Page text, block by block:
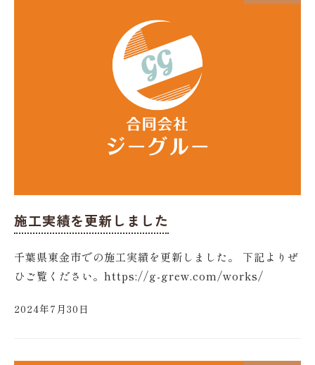
施工実績を更新しました
千葉県東金市での施工実績を更新しました。 下記よりぜ
ひご覧ください。https://g-grew.com/works/
2024年7月30日